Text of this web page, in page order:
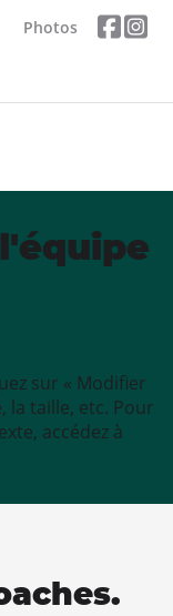
Photos
sur « Modifier
la taille, etc. Pour
accédez à